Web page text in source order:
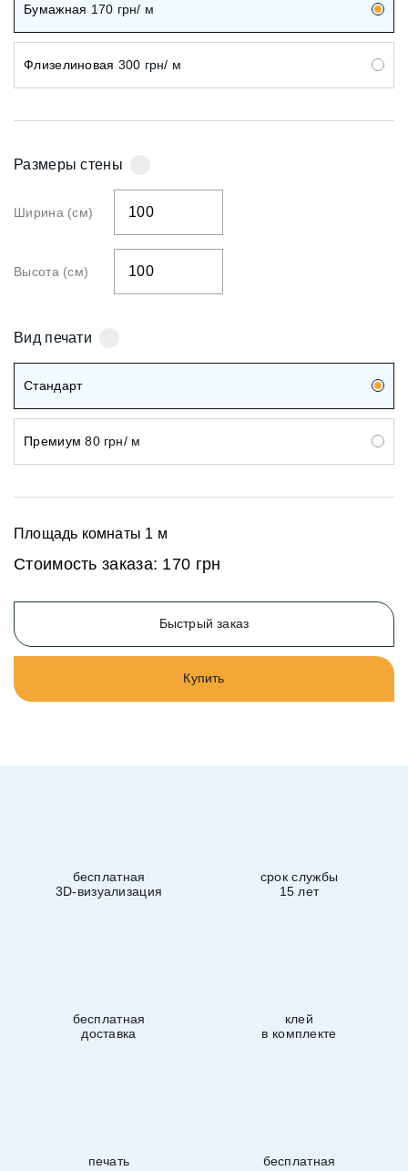
Бумажная 170 грн/ м
Флизелиновая 300 грн/ м
Размеры стены
Ширина (см)
Высота (см)
Вид печати
Стандарт
Премиум 80 грн/ м
Площадь комнаты 1 м
Стоимость заказа: 170 грн
Быстрый заказ
Купить
бесплатная
3D-визуализация
срок службы
15 лет
бесплатная
доставка
клей
в комплекте
печать
бесплатная